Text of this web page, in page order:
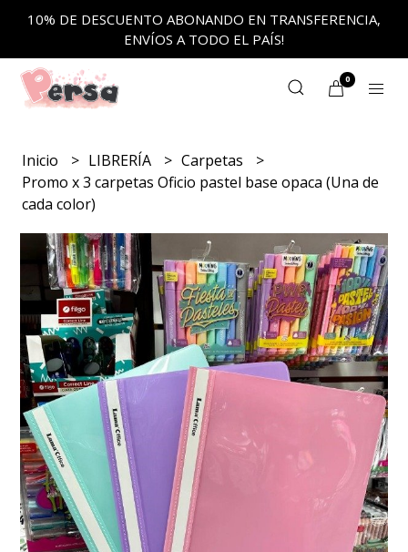
10% DE DESCUENTO ABONANDO EN TRANSFERENCIA,
ENVÍOS A TODO EL PAÍS!
0
Inicio LIBRERÍA
Carpetas
Promo x 3 carpetas Oficio pastel base opaca (Una de
cada color)